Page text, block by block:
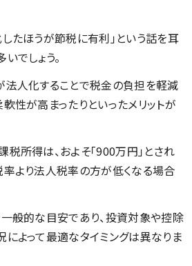
たほうが節税に有利」という話を耳
でしょう。
法人化することで税金の負担を軽減
性が高まったりといったメリットが
所得は、およそ「900万円」とされ
率より法人税率の方が低くなる場合
一般的な目安であり、投資対象や控除
によって最適なタイミングは異なりま